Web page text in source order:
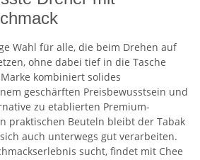
Wahl für alle, die beim Drehen auf
ohne dabei tief in die Tasche
kombiniert solides
geschärften Preisbewusstsein und
zu etablierten Premium-
praktischen Beuteln bleibt der Tabak
auch unterwegs gut verarbeiten.
sucht, findet mit Chee